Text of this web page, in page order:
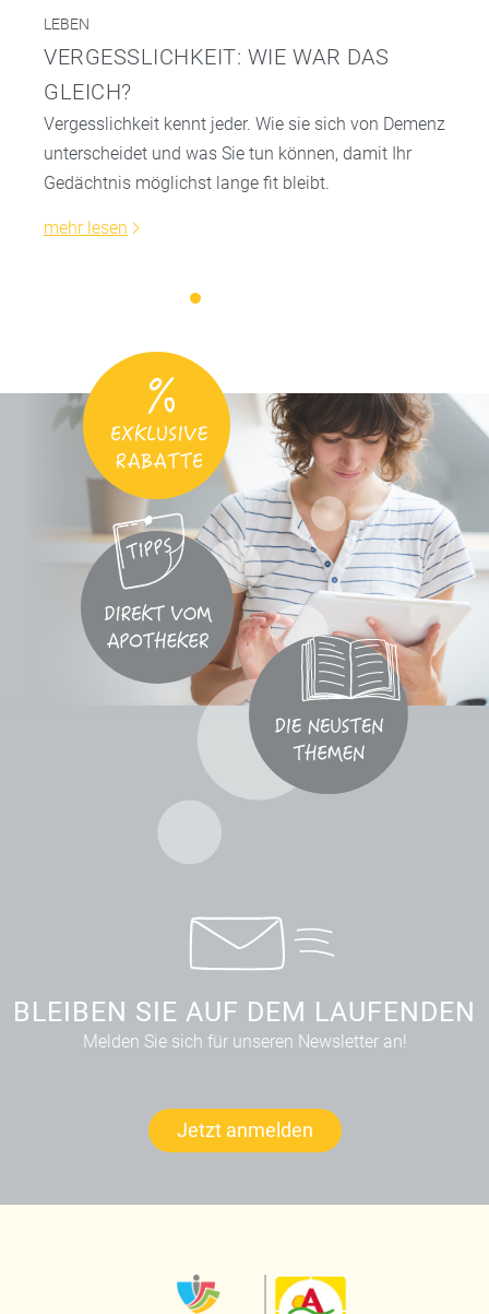
LEBEN
VERGESSLICHKEIT: WIE WAR DAS
GLEICH?
Vergesslichkeit kennt jeder. Wie sie sich von Demenz
unterscheidet und was Sie tun können, damit Ihr
Gedächtnis möglichst lange fit bleibt.
mehr lesen
BLEIBEN SIE AUF DEM LAUFENDEN
Melden Sie sich für unseren Newsletter an!
Jetzt anmelden